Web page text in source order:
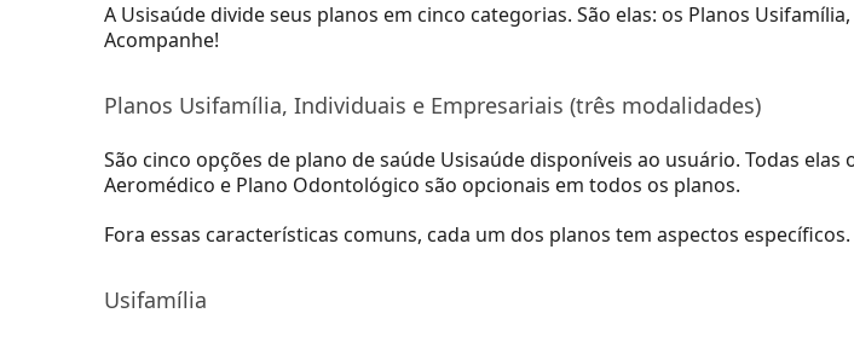
A Usisaúde divide seus planos em cinco categorias. São elas: os Planos
Acompanhe!
Planos Usifamília, Individuais e Empresariais (três modalidades)
São cinco opções de plano de saúde Usisaúde disponíveis ao usuário. Todas
Aeromédico e Plano Odontológico são opcionais em todos os planos.
Fora essas características comuns, cada um dos planos tem aspectos
Usifamília